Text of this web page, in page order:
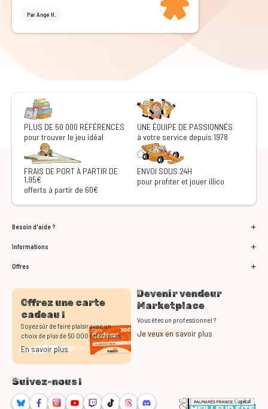
Par Ange H.
PLUS DE 50 000 RÉFÉRENCES
pour trouver le jeu idéal
UNE ÉQUIPE DE PASSIONNÉS
à votre service depuis 1978
FRAIS DE PORT À PARTIR DE
1,95€
offerts à partir de 60€
ENVOI SOUS 24H
pour profiter et jouer illico
Besoin d'aide ?
Informations
Offres
Offrez une carte
cadeau !
Soyez sûr de faire plaisir avec un
choix de plus de 50 000 références
En savoir plus
Devenir vendeur
Marketplace
Vous êtes un professionnel ?
Je veux en savoir plus
Suivez-nous !
BlueskyFacebookInstagram
YoutubeTwitchTikTokThreadsDiscord